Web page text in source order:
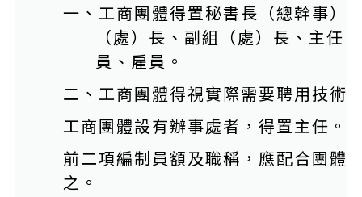
一、工商團體得置秘書長（總幹事）
（處）長、副組（處）長、主任
員、雇員。
二、工商團體得視實際需要聘用技術
工商團體設有辦事處者，得置主任。
前二項編制員額及職稱，應配合團體
之。